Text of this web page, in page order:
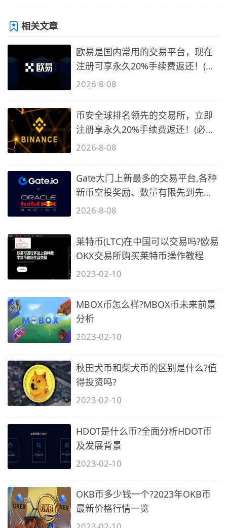
相关文章
欧易是国内常用的交易平台，现在
注册可享永久20%手续费返还！(必
备1)
2026-8-08
币安全球排名领先的交易所，立即
注册享永久20%手续费返还！(必备
2)
2026-8-08
Gate大门上新最多的交易平台,各种
新币空投奖励、数量有限先到先
得…
2026-8-08
莱特币(LTC)在中国可以交易吗?欧易
OKX交易所购买莱特币操作教程
2023-02-10
MBOX币怎么样?MBOX币未来前景
分析
2023-02-10
秋田犬币和柴犬币的区别是什么?值
得投资吗?
2023-02-10
HDOT是什么币?全面分析HDOT币
及发展背景
2023-02-10
OKB币多少钱一个?2023年OKB币
最新价格行情一览